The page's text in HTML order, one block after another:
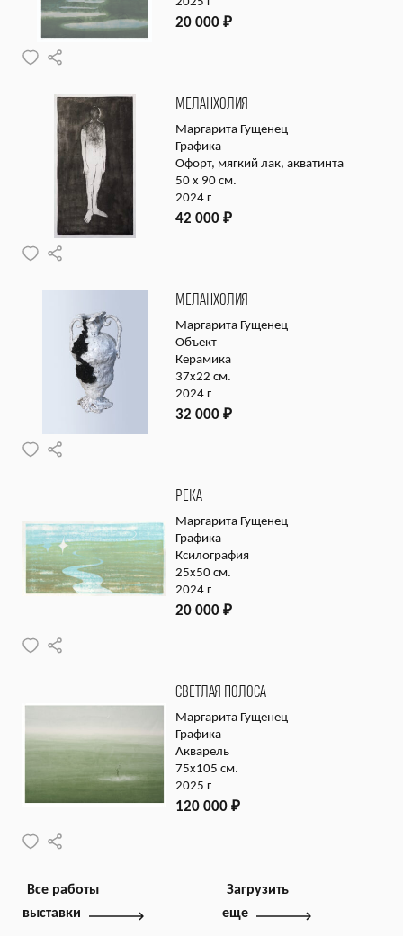
20 000 ₽
МЕЛАНХОЛИЯ
Маргарита Гущенец
Графика
Офорт, мягкий лак, акватинта
50 х 90 см.
2024 г
42 000 ₽
МЕЛАНХОЛИЯ
Маргарита Гущенец
Объект
Керамика
37х22 см.
2024 г
32 000 ₽
РЕКА
Маргарита Гущенец
Графика
Ксилография
25х50 см.
2024 г
20 000 ₽
СВЕТЛАЯ ПОЛОСА
Маргарита Гущенец
Графика
Акварель
75х105 см.
2025 г
120 000 ₽
Все работы
выставки
Загрузить
еще